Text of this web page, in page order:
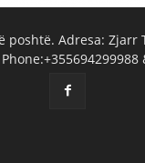
Adresa: Zjarr